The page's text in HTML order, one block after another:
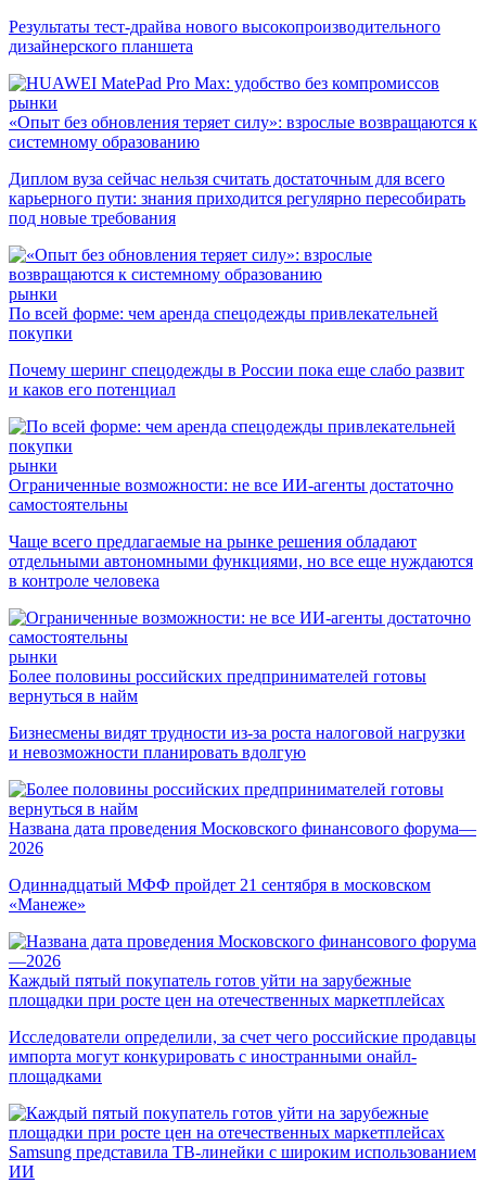
Результаты тест-драйва нового высокопроизводительного
дизайнерского планшета
рынки
«Опыт без обновления теряет силу»: взрослые возвращаются к
системному образованию
Диплом вуза сейчас нельзя считать достаточным для всего
карьерного пути: знания приходится регулярно пересобирать
под новые требования
рынки
По всей форме: чем аренда спецодежды привлекательней
покупки
Почему шеринг спецодежды в России пока еще слабо развит
и каков его потенциал
рынки
Ограниченные возможности: не все ИИ-агенты достаточно
самостоятельны
Чаще всего предлагаемые на рынке решения обладают
отдельными автономными функциями, но все еще нуждаются
в контроле человека
рынки
Более половины российских предпринимателей готовы
вернуться в найм
Бизнесмены видят трудности из-за роста налоговой нагрузки
и невозможности планировать вдолгую
Названа дата проведения Московского финансового форума—
2026
Одиннадцатый МФФ пройдет 21 сентября в московском
«Манеже»
Каждый пятый покупатель готов уйти на зарубежные
площадки при росте цен на отечественных маркетплейсах
Исследователи определили, за счет чего российские продавцы
импорта могут конкурировать с иностранными онайл-
площадками
Samsung представила ТВ-линейки с широким использованием
ИИ